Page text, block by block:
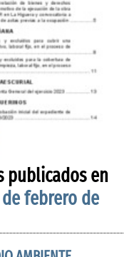
publicados en
febrero de